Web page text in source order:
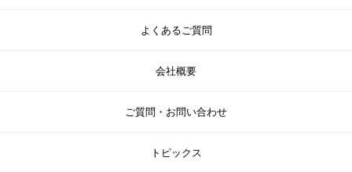
よくあるご質問
会社概要
ご質問・お問い合わせ
トピックス